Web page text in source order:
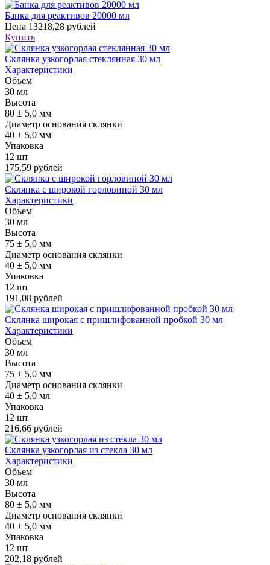
Банка для реактивов 20000 мл
Цена 13218,28 рублей
Купить
Склянка узкогорлая стеклянная 30 мл
Характеристики
Объем
30 мл
Высота
80 ± 5,0 мм
Диаметр основания склянки
40 ± 5,0 мм
Упаковка
12 шт
175,59 рублей
Склянка с широкой горловиной 30 мл
Характеристики
Объем
30 мл
Высота
75 ± 5,0 мм
Диаметр основания склянки
40 ± 5,0 мм
Упаковка
12 шт
191,08 рублей
Склянка широкая с пришлифованной пробкой 30 мл
Характеристики
Объем
30 мл
Высота
75 ± 5,0 мм
Диаметр основания склянки
40 ± 5,0 мл
Упаковка
12 шт
216,66 рублей
Склянка узкогорлая из стекла 30 мл
Характеристики
Объем
30 мл
Высота
80 ± 5,0 мм
Диаметр основания склянки
40 ± 5,0 мм
Упаковка
12 шт
202,18 рублей